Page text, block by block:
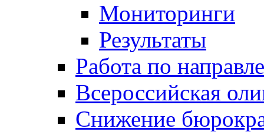
Мониторинги
Результаты
Работа по
Всероссийская
Снижение